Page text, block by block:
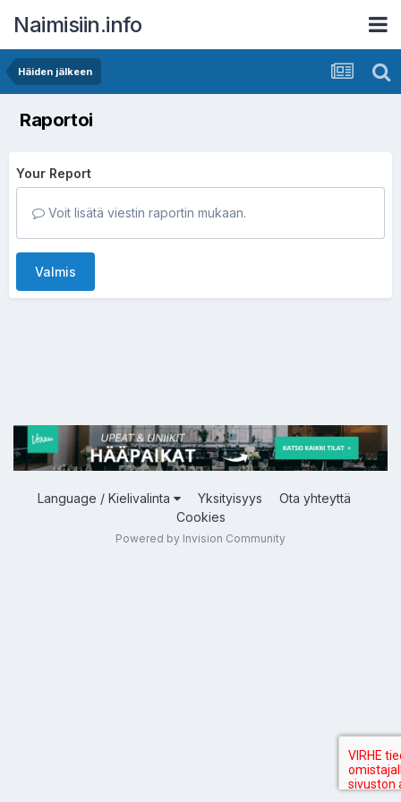
Naimisiin.info
Häiden jälkeen
Raportoi
Your Report
Voit lisätä viestin raportin mukaan.
Valmis
Language / Kielivalinta Yksityisyys
Ota yhteyttä
Cookies
Powered by Invision Community